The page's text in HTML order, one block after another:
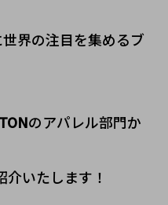
界の注目を集めるブ
のアパレル部門か
介いたします！